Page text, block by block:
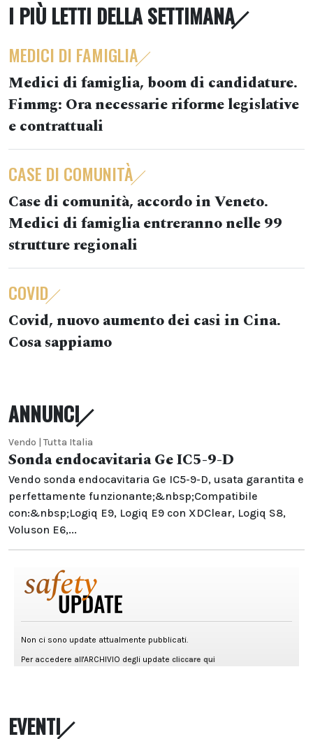
I PIÙ LETTI DELLA SETTIMANA
MEDICI DI FAMIGLIA
Medici di famiglia, boom di candidature.
Fimmg: Ora necessarie riforme legislative
e contrattuali
CASE DI COMUNITÀ
Case di comunità, accordo in Veneto.
Medici di famiglia entreranno nelle 99
strutture regionali
COVID
Covid, nuovo aumento dei casi in Cina.
Cosa sappiamo
ANNUNCI
Vendo | Tutta Italia
Sonda endocavitaria Ge IC5-9-D
Vendo sonda endocavitaria Ge IC5-9-D, usata garantita e
perfettamente funzionante;&nbsp;Compatibile
con:&nbsp;Logiq E9, Logiq E9 con XDClear, Logiq S8,
Voluson E6,...
EVENTI